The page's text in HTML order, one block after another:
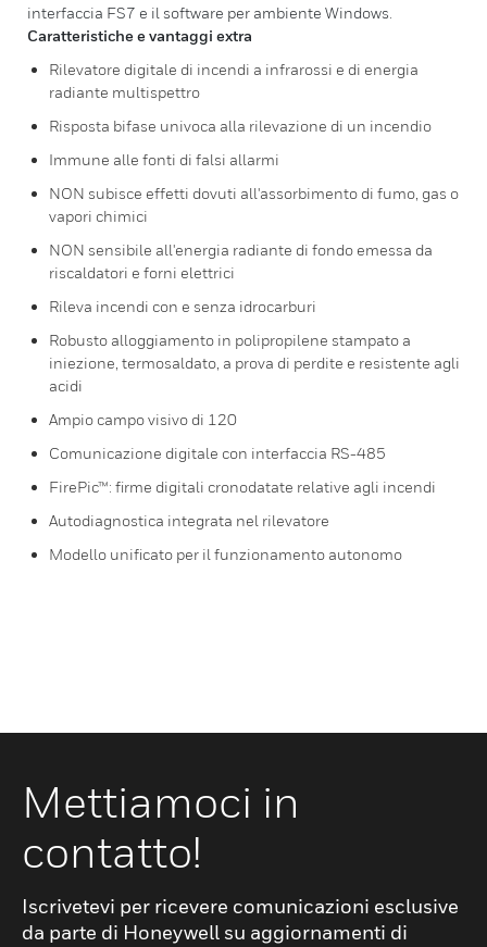
interfaccia FS7 e il software per ambiente Windows.
Caratteristiche e vantaggi extra
Rilevatore digitale di incendi a infrarossi e di energia
radiante multispettro
Risposta bifase univoca alla rilevazione di un incendio
Immune alle fonti di falsi allarmi
NON subisce effetti dovuti all'assorbimento di fumo, gas o
vapori chimici
NON sensibile all'energia radiante di fondo emessa da
riscaldatori e forni elettrici
Rileva incendi con e senza idrocarburi
Robusto alloggiamento in polipropilene stampato a
iniezione, termosaldato, a prova di perdite e resistente agli
acidi
Ampio campo visivo di 120
Comunicazione digitale con interfaccia RS-485
FirePic™: firme digitali cronodatate relative agli incendi
Autodiagnostica integrata nel rilevatore
Modello unificato per il funzionamento autonomo
Mettiamoci in
contatto!
Iscrivetevi per ricevere comunicazioni esclusive
da parte di Honeywell su aggiornamenti di